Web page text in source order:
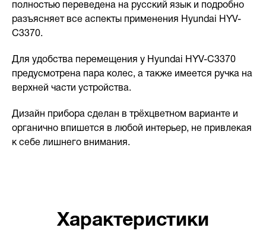
полностью переведена на русский язык и подробно
разъясняет все аспекты применения Hyundai HYV-
C3370.
Для удобства перемещения у Hyundai HYV-C3370
предусмотрена пара колес, а также имеется ручка на
верхней части устройства.
Дизайн прибора сделан в трёхцветном варианте и
органично впишется в любой интерьер, не привлекая
к себе лишнего внимания.
Характеристики